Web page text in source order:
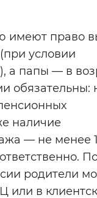
настройки
имеют право
условии
а папы — в
обязательны:
наличие
— не менее
родители
или в